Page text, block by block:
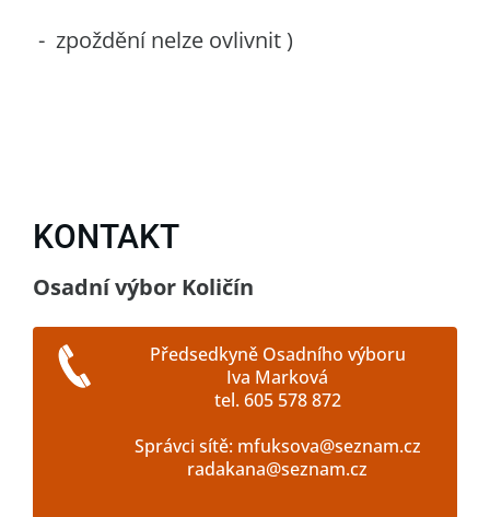
- zpoždění nelze ovlivnit )
KONTAKT
Osadní výbor Količín
Předsedkyně Osadního výboru
Iva Marková
tel. 605 578 872
Správci sítě: mfuksova@seznam.cz
radakana@seznam.cz